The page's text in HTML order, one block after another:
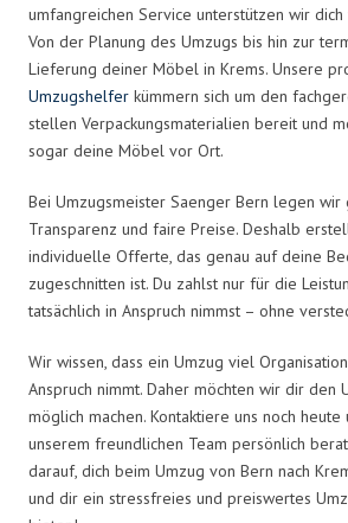
umfangreichen Service unterstützen wir dich
Von der Planung des Umzugs bis hin zur
Lieferung deiner Möbel in Krems. Unsere
Umzugshelfer kümmern sich um den
stellen Verpackungsmaterialien bereit und
sogar deine Möbel vor Ort.
Bei Umzugsmeister Saenger Bern legen wir
Transparenz und faire Preise. Deshalb
individuelle Offerte, das genau auf deine
zugeschnitten ist. Du zahlst nur für die
tatsächlich in Anspruch nimmst – ohne
Wir wissen, dass ein Umzug viel
Anspruch nimmt. Daher möchten wir dir den
möglich machen. Kontaktiere uns noch heute
unserem freundlichen Team persönlich
darauf, dich beim Umzug von Bern nach
und dir ein stressfreies und preiswertes